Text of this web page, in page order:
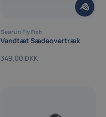
Searun Fly Fish
Vandtæt Sædeovertræk
349,00 DKK